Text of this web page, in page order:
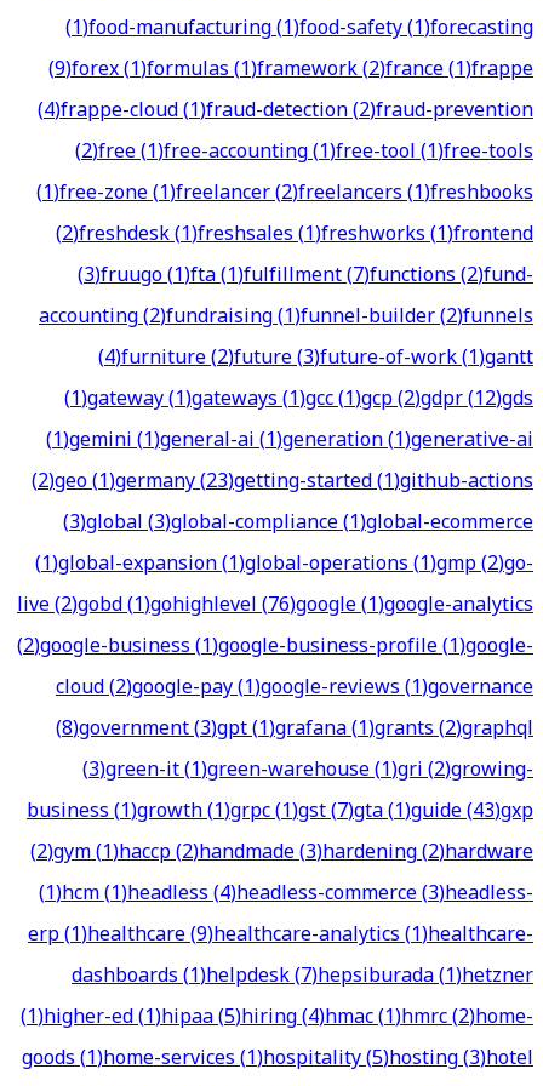
(1)food-manufacturing(1)food-safety(1)forecasting
(9)forex(1)formulas(1)framework(2)france(1)frappe
(4)frappe-cloud(1)fraud-detection(2)fraud-prevention
(2)free(1)free-accounting(1)free-tool(1)free-tools
(1)free-zone(1)freelancer(2)freelancers(1)freshbooks
(2)freshdesk(1)freshsales(1)freshworks(1)frontend
(3)fruugo(1)fta(1)fulfillment(7)functions(2)fund-
accounting(2)fundraising(1)funnel-builder(2)funnels
(4)furniture(2)future(3)future-of-work(1)gantt
(1)gateway(1)gateways(1)gcc(1)gcp(2)gdpr(12)gds
(1)gemini(1)general-ai(1)generation(1)generative-ai
(2)geo(1)germany(23)getting-started(1)github-actions
(3)global(3)global-compliance(1)global-ecommerce
(1)global-expansion(1)global-operations(1)gmp(2)go-
live(2)gobd(1)gohighlevel(76)google(1)google-analytics
(2)google-business(1)google-business-profile(1)google-
cloud(2)google-pay(1)google-reviews(1)governance
(8)government(3)gpt(1)grafana(1)grants(2)graphql
(3)green-it(1)green-warehouse(1)gri(2)growing-
business(1)growth(1)grpc(1)gst(7)gta(1)guide(43)gxp
(2)gym(1)haccp(2)handmade(3)hardening(2)hardware
(1)hcm(1)headless(4)headless-commerce(3)headless-
erp(1)healthcare(9)healthcare-analytics(1)healthcare-
dashboards(1)helpdesk(7)hepsiburada(1)hetzner
(1)higher-ed(1)hipaa(5)hiring(4)hmac(1)hmrc(2)home-
goods(1)home-services(1)hospitality(5)hosting(3)hotel